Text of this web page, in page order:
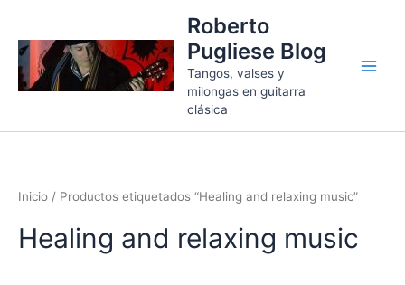
contenido
Roberto
Pugliese Blog
Tangos, valses y
milongas en guitarra
clásica
Inicio / Productos etiquetados “Healing and relaxing music”
Healing and relaxing music